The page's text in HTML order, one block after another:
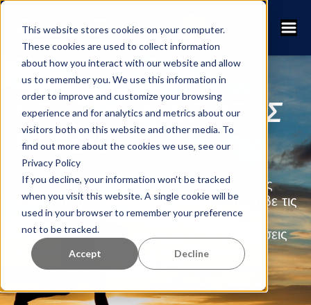
This website stores cookies on your computer.
These cookies are used to collect information
about how you interact with our website and allow
us to remember you. We use this information in
order to improve and customize your browsing
experience and for analytics and metrics about our
visitors both on this website and other media. To
find out more about the cookies we use, see our
Privacy Policy
If you decline, your information won’t be tracked
when you visit this website. A single cookie will be
used in your browser to remember your preference
not to be tracked.
Accept Decline
ΚΕΝΤΡΟ ΜΑΘΗΣΗΣ
RACEID
Μείνε ενήμερος για τις τελευταίες εξελίξεις
στον κλάδο των αγώνων αντοχής και λάβε τις
καλύτερες συμβουλές
από την κοινότητα για το πώς να βελτιώσεις
τη διοργάνωση σου και να βελτιώσεις
την εμπειρία των δρομέων